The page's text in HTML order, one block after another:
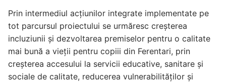
Prin intermediul acțiunilor integrate implementate pe
tot parcursul proiectului se urmăresc creșterea
incluziunii și dezvoltarea premiselor pentru o calitate
mai bună a vieții pentru copiii din Ferentari, prin
creșterea accesului la servicii educative, sanitare și
sociale de calitate, reducerea vulnerabilităților și